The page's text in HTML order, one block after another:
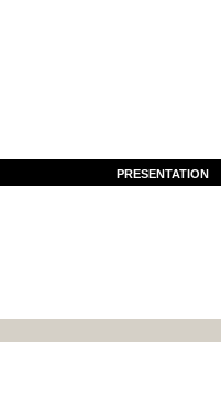
PRESENTATION